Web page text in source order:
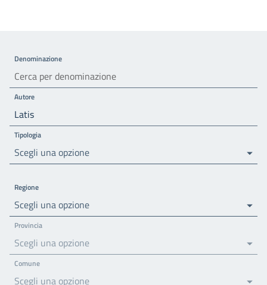
Denominazione
Autore
Tipologia
Scegli una opzione
Regione
Scegli una opzione
Provincia
Scegli una opzione
Comune
Scegli una opzione